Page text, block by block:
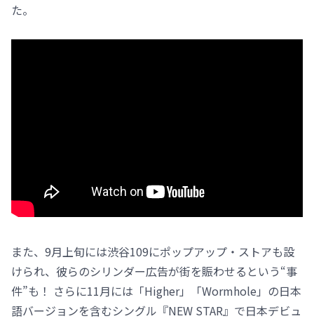
た。
また、9月上旬には渋谷109にポップアップ・ストアも設
けられ、彼らのシリンダー広告が街を賑わせるという“事
件”も！ さらに11月には「Higher」「Wormhole」の日本
語バージョンを含むシングル『NEW STAR』で日本デビュ